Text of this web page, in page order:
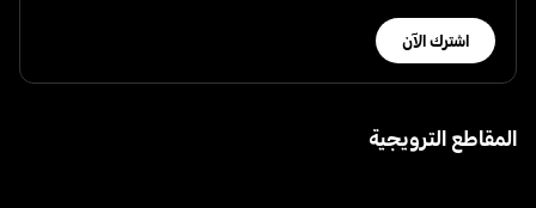
اشترك الآن
المقاطع الترويجية